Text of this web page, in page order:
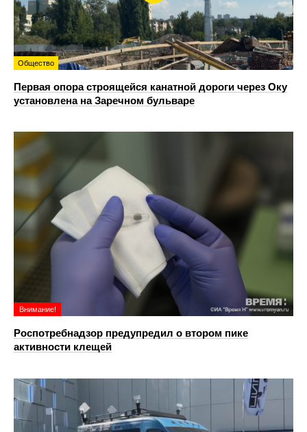
Общество
Первая опора строящейся канатной дороги через Оку
установлена на Заречном бульваре
Внимание!
Роспотребнадзор предупредил о втором пике
активности клещей